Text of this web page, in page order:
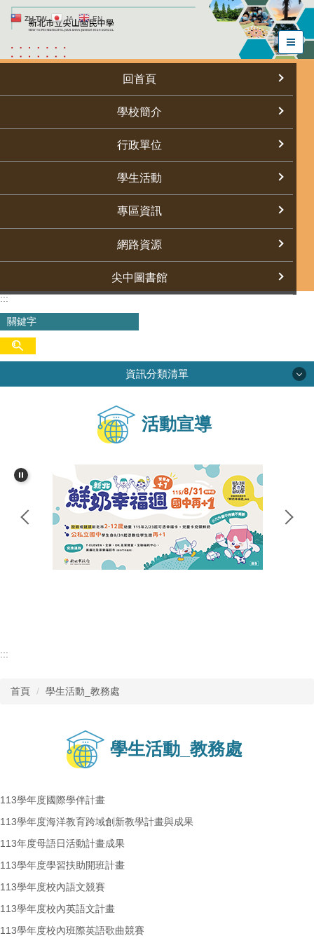
跳
到
要
區
ZH-TW JA EN
回首頁
學校簡介
行政單位
學生活動
專區資訊
網路資源
尖中圖書館
:::
資訊分類清單
網路資源
活動宣導
:::
首頁 學生活動_教務處
學生活動_教務處
113學年度國際學伴計畫
113學年度海洋教育跨域創新教學計畫與成果
113年度母語日活動計畫成果
113學年度學習扶助開班計畫
113學年度校內語文競賽
113學年度校內英語文計畫
113學年度校內班際英語歌曲競賽